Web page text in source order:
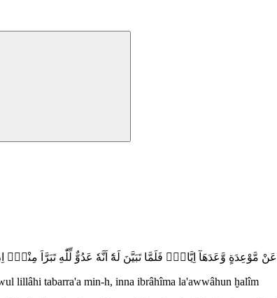
عَنْ مَّوْعِدَةٍ وَّعَدَهَآ اِيَّاهُۚ فَلَمَّا تَبَيَّنَ لَهٗٓ اَنَّهٗ عَدُوٌّ لِّلّٰهِ تَبَرَّاَ مِنْهُۗ
lillâhi tabarra'a min-h, inna ibrâhîma la'awwâhun ḫalîm